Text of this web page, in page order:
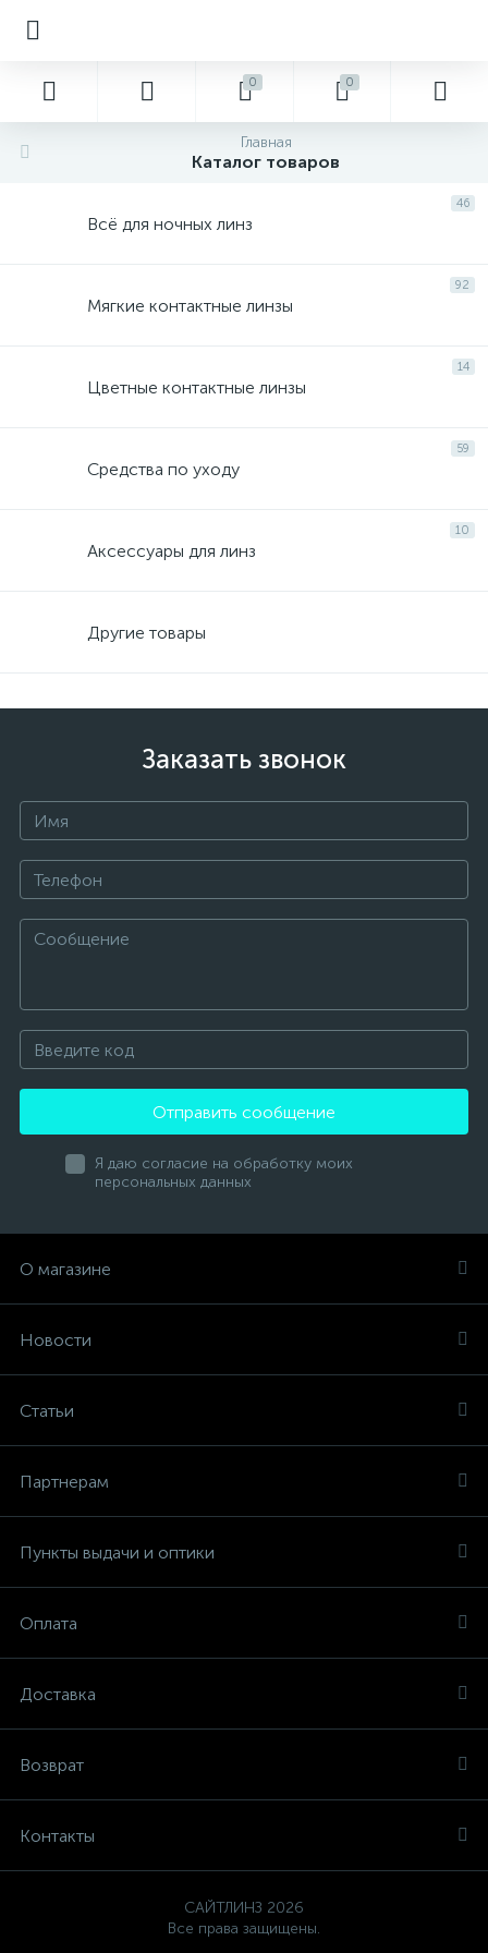
0 0
Главная
Каталог товаров
46
Всё для ночных линз
92
Мягкие контактные линзы
14
Цветные контактные линзы
59
Средства по уходу
10
Аксессуары для линз
Другие товары
Заказать звонок
Отправить сообщение
Я даю согласие на обработку моих
персональных данных
О магазине
Новости
Статьи
Партнерам
Пункты выдачи и оптики
Оплата
Доставка
Возврат
Контакты
САЙТЛИНЗ 2026
Все права защищены.